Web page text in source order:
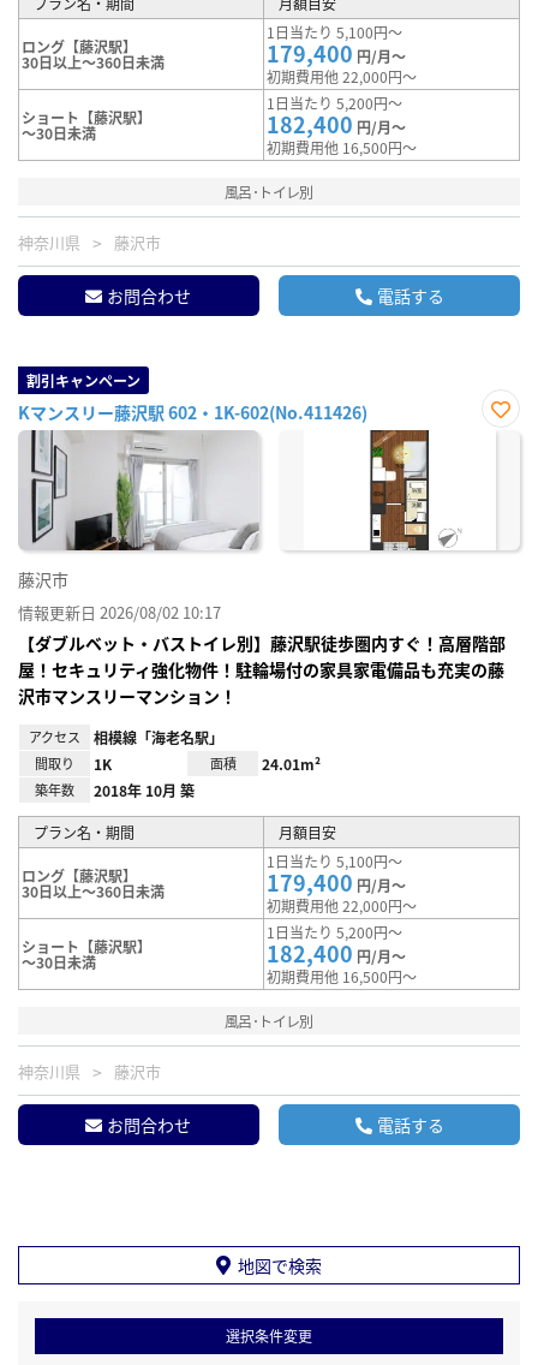
ロング【藤沢駅】
30日以上～360日未満
1日当たり 5,100円～
179,400 円/月～
初期費用他 22,000円～
ショート【藤沢駅】
～30日未満
1日当たり 5,200円～
182,400 円/月～
初期費用他 16,500円～
風呂･トイレ別
神奈川県 藤沢市
お問合わせ 電話する
割引キャンペーン
Kマンスリー藤沢駅 602・1K-602(No.411426)
お気
藤沢市
情報更新日 2026/08/02 10:17
【ダブルベット・バストイレ別】藤沢駅徒歩圏内すぐ！高層階部
屋！セキュリティ強化物件！駐輪場付の家具家電備品も充実の藤
沢市マンスリーマンション！
アクセス 相模線「海老名駅」
間取り 1K 面積 24.01m²
築年数 2018年 10月 築
プラン名・期間 月額目安
ロング【藤沢駅】
30日以上～360日未満
1日当たり 5,100円～
179,400 円/月～
初期費用他 22,000円～
ショート【藤沢駅】
～30日未満
1日当たり 5,200円～
182,400 円/月～
初期費用他 16,500円～
風呂･トイレ別
神奈川県 藤沢市
お問合わせ 電話する
地図で検索
選択条件変更